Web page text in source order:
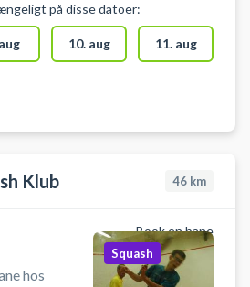
starter
på disse datoer:
10. aug 11. aug
Klub 46 km
Book en bane
hos
Squash